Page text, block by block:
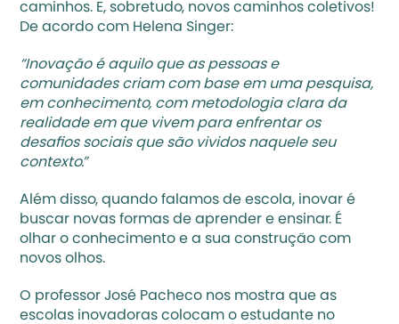
caminhos. E, sobretudo, novos caminhos coletivos!
De acordo com Helena Singer:
“Inovação é aquilo que as pessoas e
comunidades criam com base em uma pesquisa,
em conhecimento, com metodologia clara da
realidade em que vivem para enfrentar os
desafios sociais que são vividos naquele seu
contexto.”
Além disso, quando falamos de escola, inovar é
buscar novas formas de aprender e ensinar. É
olhar o conhecimento e a sua construção com
novos olhos.
O professor José Pacheco nos mostra que as
escolas inovadoras colocam o estudante no